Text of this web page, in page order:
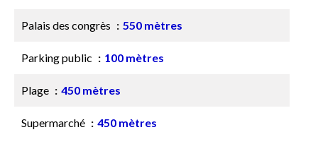
Palais des congrès 550 mètres
Parking public 100 mètres
Plage 450 mètres
Supermarché 450 mètres